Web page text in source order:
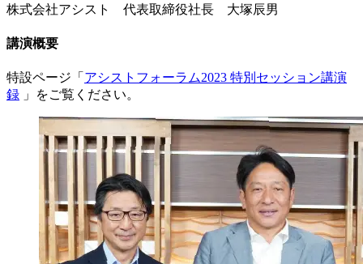
株式会社アシスト 代表取締役社長 大塚辰男
講演概要
特設ページ「 アシストフォーラム2023 特別セッション講演
録 」をご覧ください。